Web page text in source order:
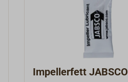
Impellerfett JABSCO